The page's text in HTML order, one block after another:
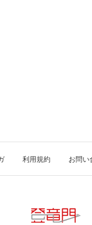
利用規約 お問い